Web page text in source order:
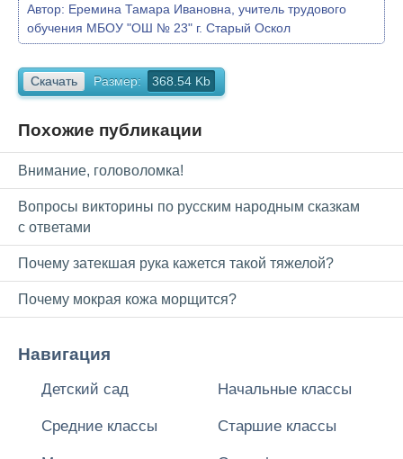
Автор: Еремина Тамара Ивановна, учитель трудового
обучения МБОУ "ОШ № 23" г. Старый Оскол
Скачать Размер: 368.54 Kb
Похожие публикации
Внимание, головоломка!
Вопросы викторины по русским народным сказкам
с ответами
Почему затекшая рука кажется такой тяжелой?
Почему мокрая кожа морщится?
Навигация
Детский сад Начальные классы
Средние классы Старшие классы